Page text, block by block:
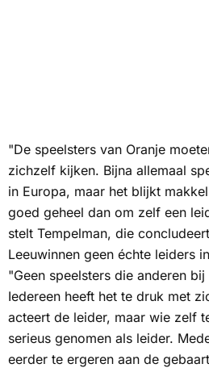
"De speelsters van Oranje
zichzelf kijken. Bijna allemaal
in Europa, maar het blijkt
goed geheel dan om zelf een
stelt Tempelman, die
Leeuwinnen geen échte leiders
"Geen speelsters die anderen
Iedereen heeft het te druk met
acteert de leider, maar wie zelf
serieus genomen als leider.
eerder te ergeren aan de